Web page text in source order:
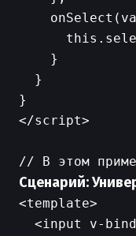
    }
  }
}
</script>
Сценарий:
<template>
<input v-